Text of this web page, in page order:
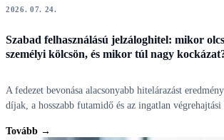
2026. 07. 24.
Szabad felhasználású jelzáloghitel: mikor
személyi kölcsön, és mikor túl nagy
A fedezet bevonása alacsonyabb hitelárazást
díjak, a hosszabb futamidő és az ingatlan
Tovább →